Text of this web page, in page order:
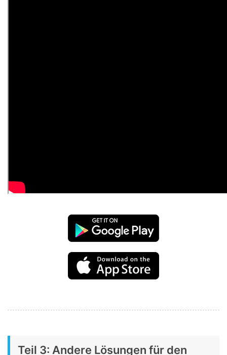
Teil 3: Andere Lösungen für den